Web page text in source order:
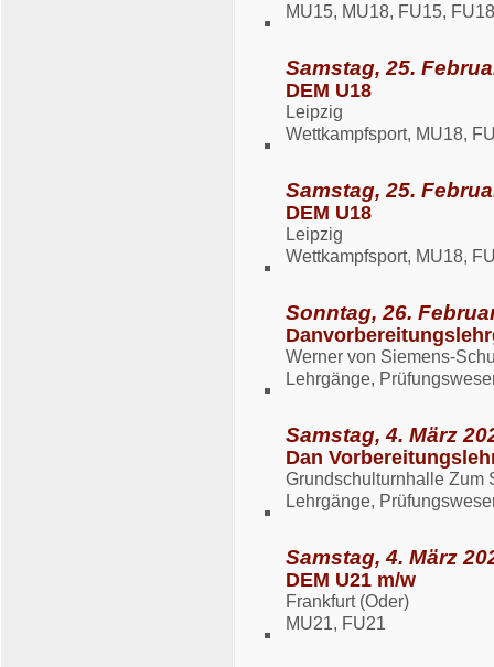
MU15, MU18, FU15,
Samstag, 25.
DEM U18
Leipzig
Wettkampfsport, MU18,
Samstag, 25.
DEM U18
Leipzig
Wettkampfsport, MU18,
Sonntag, 26.
Werner von Siemens-
Lehrgänge,
Samstag, 4. März
Dan
Grundschulturnhalle Zum
Lehrgänge,
Samstag, 4. März
DEM U21 m/w
Frankfurt (Oder)
MU21, FU21